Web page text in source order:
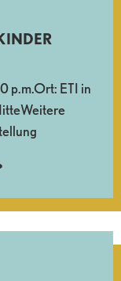
p.m.Ort: ETI in